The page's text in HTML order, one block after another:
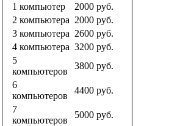
1 компьютер
2000 руб.
2 компьютера 2000 руб.
3 компьютера 2600 руб.
4 компьютера 3200 руб.
5
компьютеров
3800 руб.
6
компьютеров
4400 руб.
7
компьютеров
5000 руб.